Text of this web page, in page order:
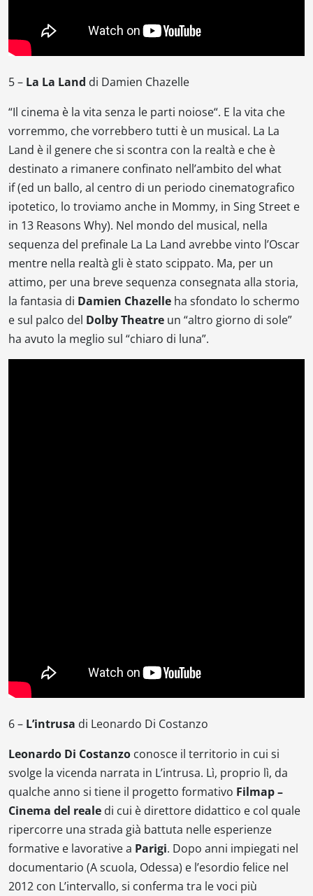
5 – La La Land di Damien Chazelle
“Il cinema è la vita senza le parti noiose“. E la vita che
vorremmo, che vorrebbero tutti è un musical. La La
Land è il genere che si scontra con la realtà e che è
destinato a rimanere confinato nell’ambito del what
if(ed un ballo, al centro di un periodo cinematografico
ipotetico, lo troviamo anche in Mommy, in Sing Street e
in 13 Reasons Why). Nel mondo del musical, nella
sequenza del prefinale La La Land avrebbe vinto l’Oscar
mentre nella realtà gli è stato scippato. Ma, per un
attimo, per una breve sequenza consegnata alla storia,
la fantasia di Damien Chazelle ha sfondato lo schermo
e sul palco del Dolby Theatre un “altro giorno di sole”
ha avuto la meglio sul “chiaro di luna”.
6 – L’intrusa di Leonardo Di Costanzo
Leonardo Di Costanzo conosce il territorio in cui si
svolge la vicenda narrata in L’intrusa. Lì, proprio lì, da
qualche anno si tiene il progetto formativo Filmap –
Cinema del reale di cui è direttore didattico e col quale
ripercorre una strada già battuta nelle esperienze
formative e lavorative a Parigi. Dopo anni impiegati nel
documentario (A scuola, Odessa) e l’esordio felice nel
2012 con L’intervallo, si conferma tra le voci più